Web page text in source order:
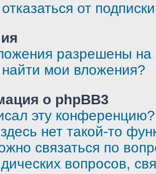
от
разрешены
мои вложения?
о phpBB3
эту конференцию?
нет такой-то
связаться по
вопросов,